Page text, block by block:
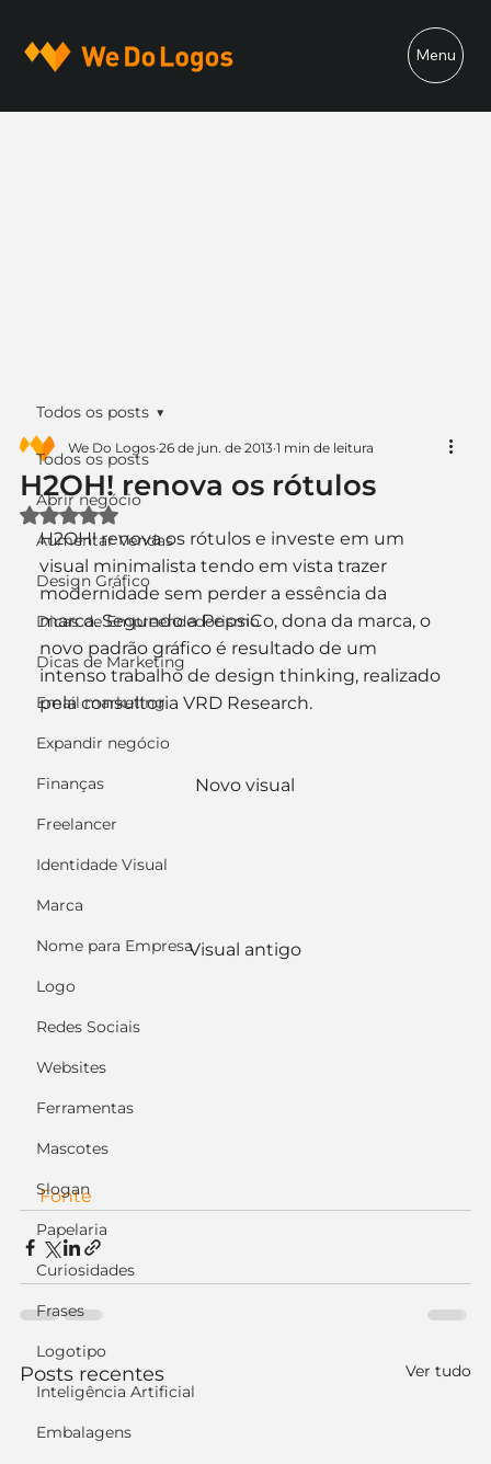
Menu
Todos os posts
Abrir negócio
Aumentar Vendas
Design Gráfico
Dicas de Empreendedorismo
Dicas de Marketing
Email marketing
Expandir negócio
Finanças
Freelancer
Identidade Visual
Marca
Nome para Empresa
Logo
Redes Sociais
Websites
Ferramentas
Mascotes
Slogan
Papelaria
Curiosidades
Frases
Logotipo
Inteligência Artificial
Embalagens
Todos os posts
H2OH! renova os rótulos
We Do Logos 26 de jun. de 2013 1 min de leitura
Avaliado com NaN de 5 estrelas.
H2OH! renova os rótulos e investe em um
visual minimalista tendo em vista trazer
modernidade sem perder a essência da
marca. Segundo a PepsiCo, dona da marca, o
novo padrão gráfico é resultado de um
intenso trabalho de design thinking, realizado
pela consultoria VRD Research.
Novo visual
Visual antigo
Fonte
Posts recentes Ver tudo